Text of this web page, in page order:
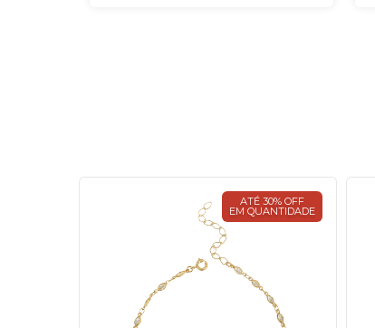
ATÉ 30% OFF
EM QUANTIDADE